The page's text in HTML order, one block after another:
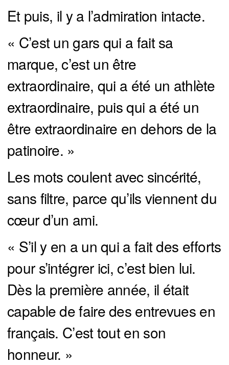
Et puis, il y a l’admiration intacte.
« C’est un gars qui a fait sa
marque, c’est un être
extraordinaire, qui a été un athlète
extraordinaire, puis qui a été un
être extraordinaire en dehors de la
patinoire. »
Les mots coulent avec sincérité,
sans filtre, parce qu’ils viennent du
cœur d’un ami.
« S’il y en a un qui a fait des efforts
pour s’intégrer ici, c’est bien lui.
Dès la première année, il était
capable de faire des entrevues en
français. C’est tout en son
honneur. »